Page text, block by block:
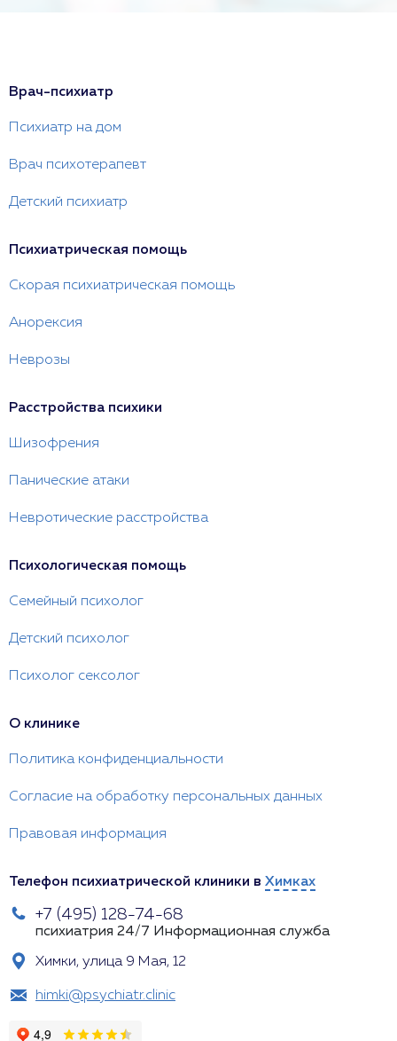
Врач-психиатр
Психиатр на дом
Врач психотерапевт
Детский психиатр
Психиатрическая помощь
Скорая психиатрическая помощь
Анорексия
Неврозы
Расстройства психики
Шизофрения
Панические атаки
Невротические расстройства
Психологическая помощь
Семейный психолог
Детский психолог
Психолог сексолог
О клинике
Политика конфиденциальности
Согласие на обработку персональных данных
Правовая информация
Телефон психиатрической клиники в Химках
+7 (495) 128-74-68
психиатрия 24/7 Информационная служба
Химки, улица 9 Мая, 12
himki@psychiatr.clinic